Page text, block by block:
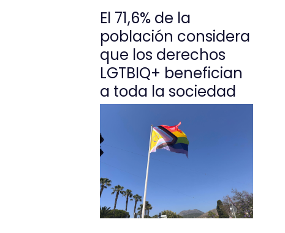
El 71,6% de la
población considera
que los derechos
LGTBIQ+ benefician
a toda la sociedad